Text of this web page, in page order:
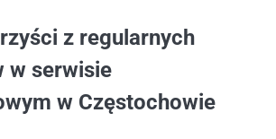
z regularnych
w serwisie
w Częstochowie